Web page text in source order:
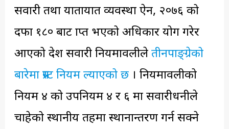
सवारी तथा यातायात व्यवस्था ऐन, २०७६ को
दफा १८० बाट प्राप्त भएको अधिकार प्रयोग गरेर
आएको प्रदेश सवारी नियमावलीलेतीनपाङ्ग्रेको
बारेमा प्रस्ट नियम ल्याएको छ । नियमावलीको
नियम ४ को उपनियम ४ र ६ मा सवारीधनीले
चाहेको स्थानीय तहमा स्थानान्तरण गर्न सक्ने